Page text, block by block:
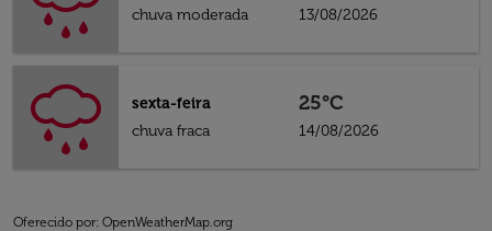
chuva moderada
13/08/2026
sexta-feira
chuva fraca
25°C
14/08/2026
Oferecido por: OpenWeatherMap.org